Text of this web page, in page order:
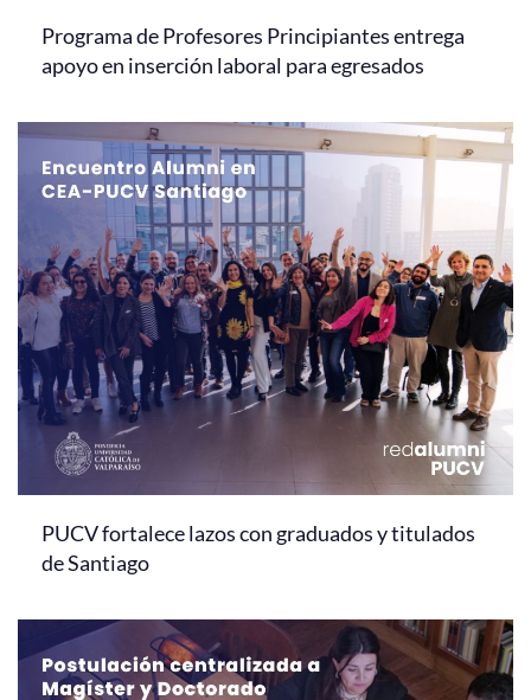
Programa de Profesores Principiantes entrega
apoyo en inserción laboral para egresados
PUCV fortalece lazos con graduados y titulados
de Santiago